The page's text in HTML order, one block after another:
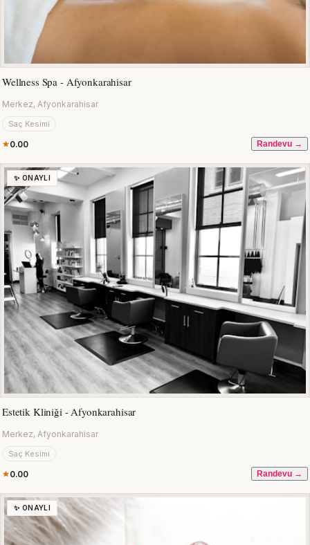
Wellness Spa - Afyonkarahisar
Merkez, Afyonkarahisar
Saç Kesimi
0.00 Randevu →
✨ ONAYLI
Estetik Kliniği - Afyonkarahisar
Merkez, Afyonkarahisar
Saç Kesimi
0.00 Randevu →
✨ ONAYLI